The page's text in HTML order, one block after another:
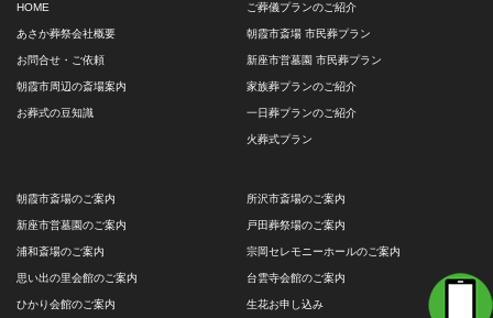
HOME
あさか葬祭会社概要
お問合せ・ご依頼
朝霞市周辺の斎場案内
お葬式の豆知識
ご葬儀プランのご紹介
朝霞市斎場 市民葬プラン
新座市営墓園 市民葬プラン
家族葬プランのご紹介
一日葬プランのご紹介
火葬式プラン
朝霞市斎場のご案内
新座市営墓園のご案内
浦和斎場のご案内
思い出の里会館のご案内
ひかり会館のご案内
所沢市斎場のご案内
戸田葬祭場のご案内
宗岡セレモニーホールのご案内
台雲寺会館のご案内
生花お申し込み